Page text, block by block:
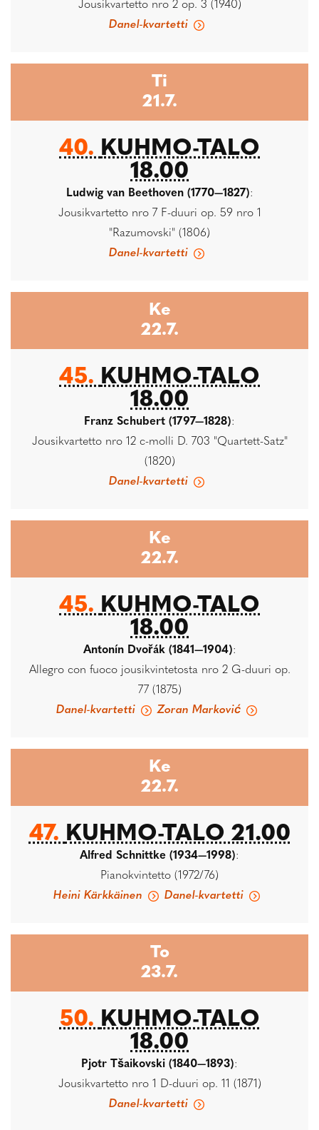
Jousikvartetto nro 2 op. 3 (1940)
Danel-kvartetti
Ti
21.7.
40. KUHMO-TALO
18.00
Ludwig van Beethoven (1770—1827):
Jousikvartetto nro 7 F-duuri op. 59 nro 1
"Razumovski" (1806)
Danel-kvartetti
Ke
22.7.
45. KUHMO-TALO
18.00
Franz Schubert (1797—1828):
Jousikvartetto nro 12 c-molli D. 703 "Quartett-Satz"
(1820)
Danel-kvartetti
Ke
22.7.
45. KUHMO-TALO
18.00
Antonín Dvořák (1841—1904):
Allegro con fuoco jousikvintetosta nro 2 G-duuri op.
77 (1875)
Danel-kvartetti
Zoran Marković
Ke
22.7.
47. KUHMO-TALO 21.00
Alfred Schnittke (1934—1998):
Pianokvintetto (1972/76)
Heini Kärkkäinen
Danel-kvartetti
To
23.7.
50. KUHMO-TALO
18.00
Pjotr Tšaikovski (1840—1893):
Jousikvartetto nro 1 D-duuri op. 11 (1871)
Danel-kvartetti